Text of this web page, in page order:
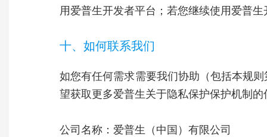
用爱普生开发者平台；若您继续使用爱普
十、如何联系我们
如您有任何需求需要我们协助（包括本规
望获取更多爱普生关于隐私保护保护机制
公司名称：爱普生（中国）有限公司